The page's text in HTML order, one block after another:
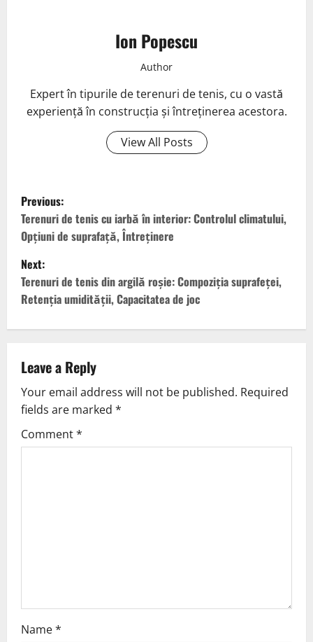
Ion Popescu
Author
Expert în tipurile de terenuri de tenis, cu o vastă
experiență în construcția și întreținerea acestora.
View All Posts
P
o
s
t
n
v
i
g
Previous:
Terenuri de tenis cu iarbă în interior: Controlul climatului,
Opțiuni de suprafață, Întreținere
Next:
Terenuri de tenis din argilă roșie: Compoziția suprafeței,
Retenția umidității, Capacitatea de joc
Leave a Reply
Your email address will not be published. Required
fields are marked *
Comment*
Name*